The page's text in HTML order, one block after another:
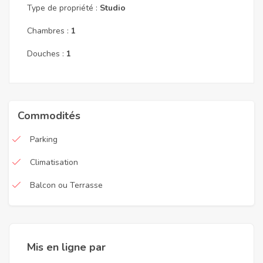
Type de propriété : Studio
Chambres : 1
Douches : 1
Commodités
Parking
Climatisation
Balcon ou Terrasse
Mis en ligne par